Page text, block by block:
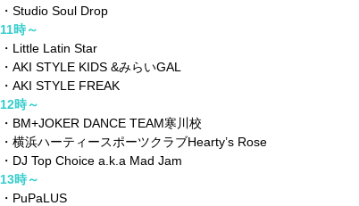
・Studio Soul Drop
11時～
・Little Latin Star
・AKI STYLE KIDS &みらいGAL
・AKI STYLE FREAK
12時～
・BM+JOKER DANCE TEAM寒川校
・横浜ハーティースポーツクラブHearty’s Rose
・DJ Top Choice a.k.a Mad Jam
13時～
・PuPaLUS